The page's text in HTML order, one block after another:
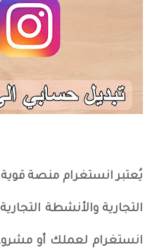
يُعتبر انستغرام منصة قوية
التجارية والأنشطة
انستغرام لعملك أو